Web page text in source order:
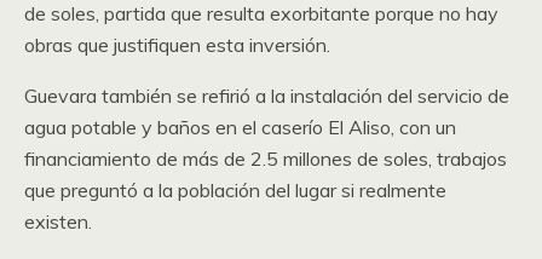
de soles, partida que resulta exorbitante porque no hay
obras que justifiquen esta inversión.
Guevara también se refirió a la instalación del servicio de
agua potable y baños en el caserío El Aliso, con un
financiamiento de más de 2.5 millones de soles, trabajos
que preguntó a la población del lugar si realmente
existen.